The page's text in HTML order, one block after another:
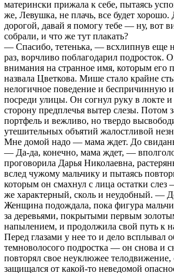
матерински прижала к себе, пытаясь
же, Левушка, не плачь, все будет хорошо.
дорогой, давай я помогу тебе — ну, вот
собрали, и что же тут плакать?
— Спасибо, тетенька, — всхлипнув еще
раз, ворчливо поблагодарил подросток.
внимания на странное имя, которым его
назвала Цветкова. Мише стало крайне
нелогичное поведение и беспричинную
посреди улицы. Он согнул руку в локте
сторону предплечья вытер слезы. Потом
портфель и вежливо, но твердо
утешительных объятий жалостливой
Мне домой надо — мама ждет. До
— Да-да, конечно, мама ждет, —
проговорила Дарья Николаевна,
вслед чужому мальчику и пытаясь
которым он смахнул с лица остатки слез
же характерный, сколь и неудобный. —
Женщина подождала, пока фигура
за деревьями, покрытыми первым
напылением, и продолжила свой путь к
Перед глазами у нее то и дело всплывал
темноволосого подростка — он снова и
повторял свое неуклюжее телодвижение,
защищался от какой-то неведомой